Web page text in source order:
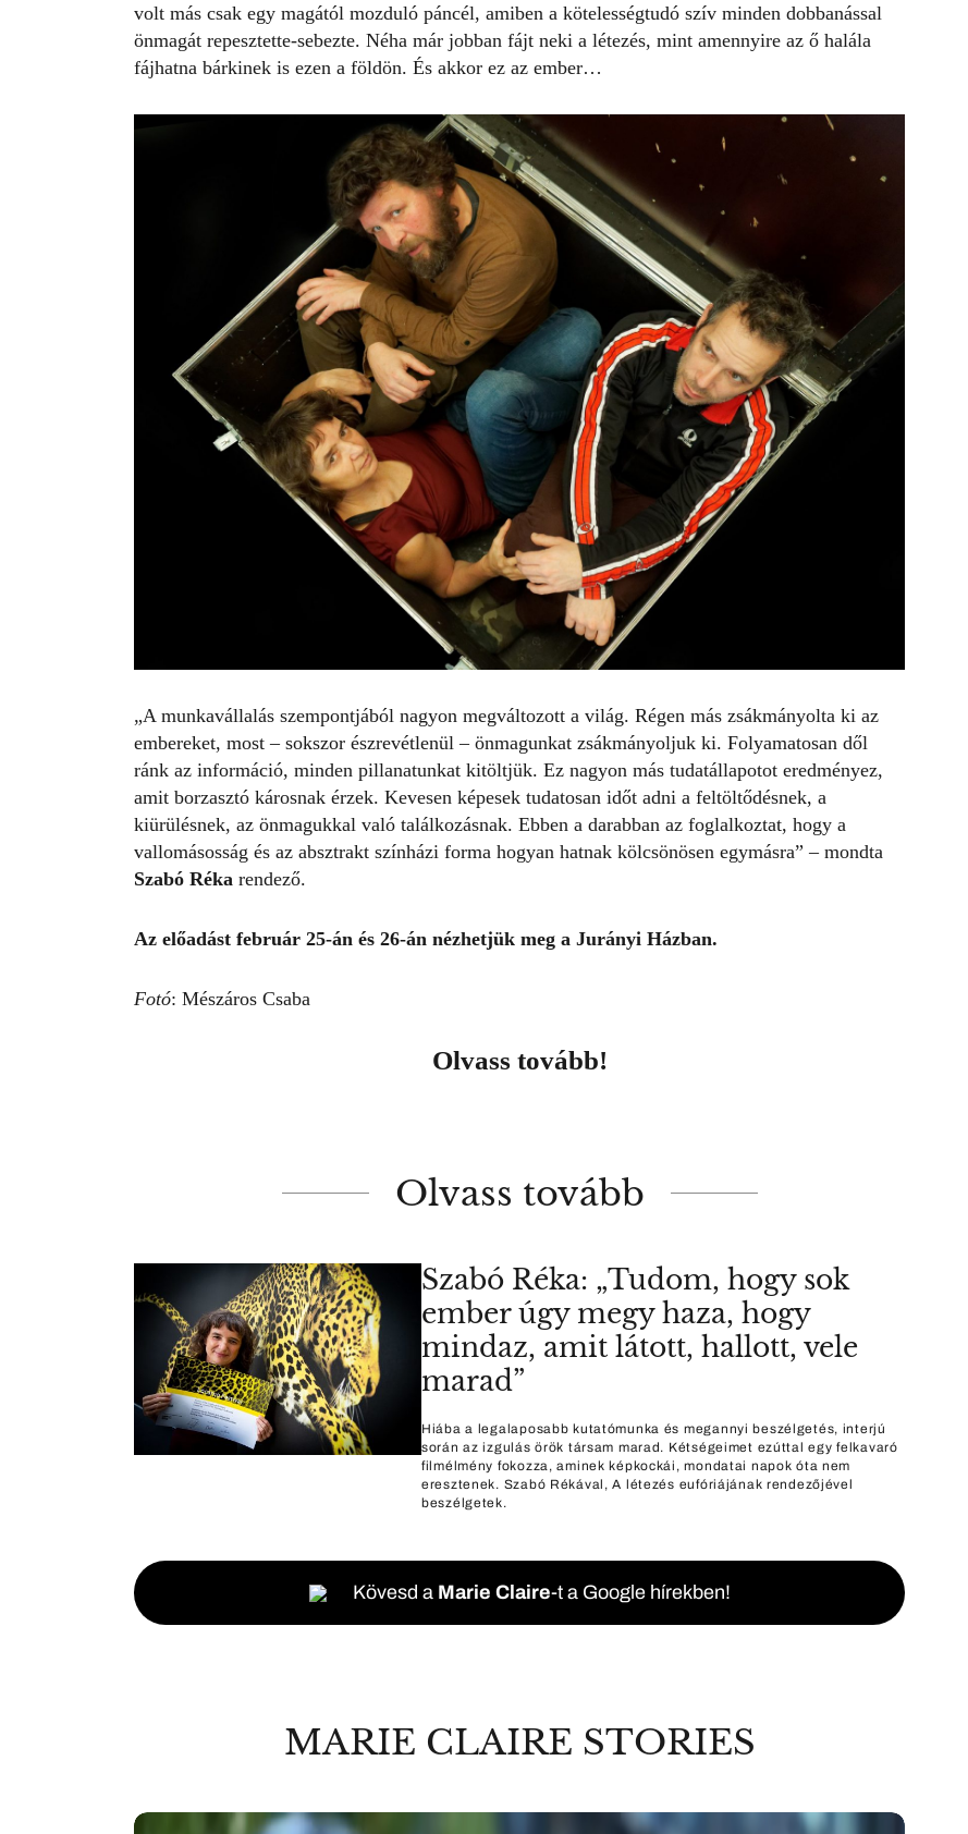
volt más csak egy magától mozduló páncél, amiben a kötelességtudó szív minden dobbanással
önmagát repesztette-sebezte. Néha már jobban fájt neki a létezés, mint amennyire az ő halála
fájhatna bárkinek is ezen a földön. És akkor ez az ember…
„A munkavállalás szempontjából nagyon megváltozott a világ. Régen más zsákmányolta ki az
embereket, most – sokszor észrevétlenül – önmagunkat zsákmányoljuk ki. Folyamatosan dől
ránk az információ, minden pillanatunkat kitöltjük. Ez nagyon más tudatállapotot eredményez,
amit borzasztó károsnak érzek. Kevesen képesek tudatosan időt adni a feltöltődésnek, a
kiürülésnek, az önmagukkal való találkozásnak. Ebben a darabban az foglalkoztat, hogy a
vallomásosság és az absztrakt színházi forma hogyan hatnak kölcsönösen egymásra” – mondta
Szabó Réka rendező.
Az előadást február 25-án és 26-án nézhetjük meg a Jurányi Házban.
Fotó: Mészáros Csaba
Olvass tovább!
Olvass tovább
Szabó Réka: „Tudom, hogy sok
ember úgy megy haza, hogy
mindaz, amit látott, hallott, vele
marad”
Hiába a legalaposabb kutatómunka és megannyi beszélgetés, interjú
során az izgulás örök társam marad. Kétségeimet ezúttal egy felkavaró
filmélmény fokozza, aminek képkockái, mondatai napok óta nem
eresztenek. Szabó Rékával, A létezés eufóriájának rendezőjével
beszélgetek.
Kövesd a Marie Claire-t a Google hírekben!
MARIE CLAIRE STORIES